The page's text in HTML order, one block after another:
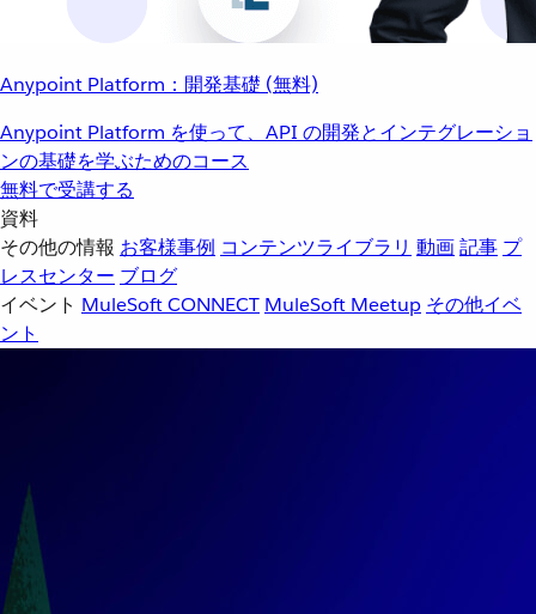
Anypoint Platform：開発基礎 (無料)
Anypoint Platform を使って、API の開発とインテグレーショ
ンの基礎を学ぶためのコース
無料で受講する
資料
その他の情報 お客様事例 コンテンツライブラリ 動画記事 プ
レスセンター ブログ
イベント MuleSoft CONNECT MuleSoft Meetup その他イベ
ント